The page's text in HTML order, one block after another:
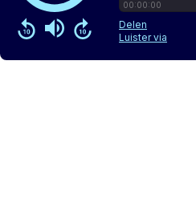
00:00:00
Delen
Luister via